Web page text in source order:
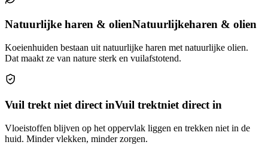
Natuurlijke haren & olienNatuurlijkeharen & olien
Koeienhuiden bestaan uit natuurlijke haren met natuurlijke olien.
Dat maakt ze van nature sterk en vuilafstotend.
Vuil trekt niet direct inVuil trektniet direct in
Vloeistoffen blijven op het oppervlak liggen en trekken niet in de
huid. Minder vlekken, minder zorgen.